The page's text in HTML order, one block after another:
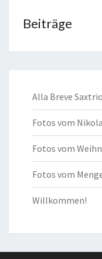
Beiträge
Alla Breve
Fotos vom
Fotos vom
Fotos vom
Willkommen!